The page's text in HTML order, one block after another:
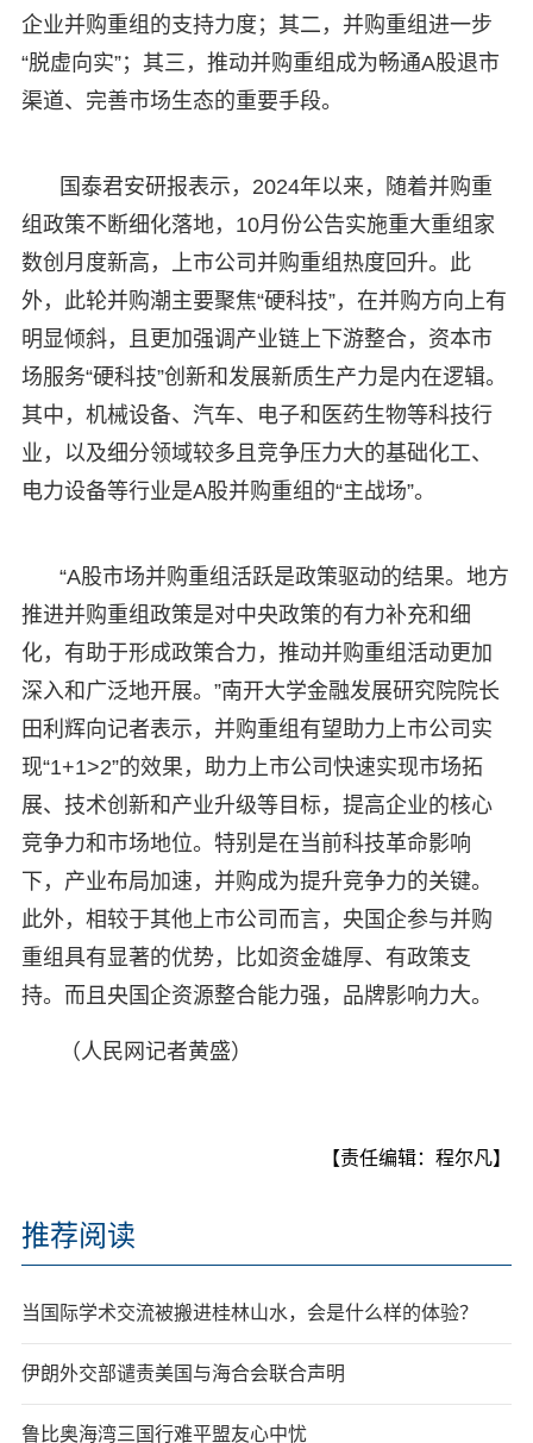
企业并购重组的支持力度；其二，并购重组进一步
“脱虚向实”；其三，推动并购重组成为畅通A股退市
渠道、完善市场生态的重要手段。
国泰君安研报表示，2024年以来，随着并购重
组政策不断细化落地，10月份公告实施重大重组家
数创月度新高，上市公司并购重组热度回升。此
外，此轮并购潮主要聚焦“硬科技”，在并购方向上有
明显倾斜，且更加强调产业链上下游整合，资本市
场服务“硬科技”创新和发展新质生产力是内在逻辑。
其中，机械设备、汽车、电子和医药生物等科技行
业，以及细分领域较多且竞争压力大的基础化工、
电力设备等行业是A股并购重组的“主战场”。
“A股市场并购重组活跃是政策驱动的结果。地方
推进并购重组政策是对中央政策的有力补充和细
化，有助于形成政策合力，推动并购重组活动更加
深入和广泛地开展。”南开大学金融发展研究院院长
田利辉向记者表示，并购重组有望助力上市公司实
现“1+1>2”的效果，助力上市公司快速实现市场拓
展、技术创新和产业升级等目标，提高企业的核心
竞争力和市场地位。特别是在当前科技革命影响
下，产业布局加速，并购成为提升竞争力的关键。
此外，相较于其他上市公司而言，央国企参与并购
重组具有显著的优势，比如资金雄厚、有政策支
持。而且央国企资源整合能力强，品牌影响力大。
（人民网记者黄盛）
【责任编辑：程尔凡】
推荐阅读
当国际学术交流被搬进桂林山水，会是什么样的体验？
伊朗外交部谴责美国与海合会联合声明
鲁比奥海湾三国行难平盟友心中忧